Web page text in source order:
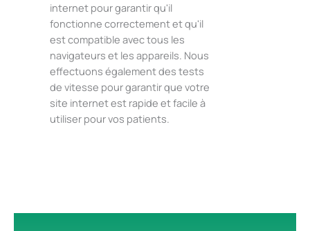
internet pour garantir qu'il
fonctionne correctement et qu'il
est compatible avec tous les
navigateurs et les appareils. Nous
effectuons également des tests
de vitesse pour garantir que votre
site internet est rapide et facile à
utiliser pour vos patients.